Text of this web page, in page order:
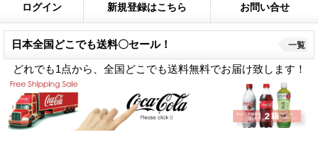
ログイン 新規登録はこちら お問い合せ
日本全国どこでも送料〇セール！
どれでも1点から、全国どこでも送料無料でお届け致します！
一覧